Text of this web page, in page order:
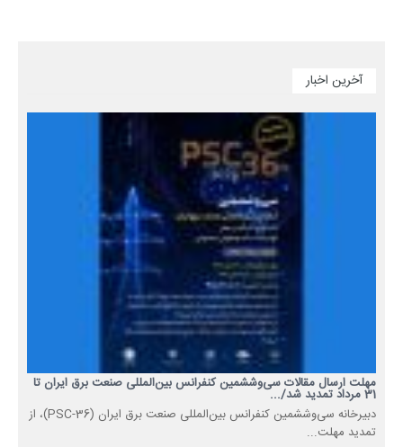
آخرین اخبار
مهلت ارسال مقالات سی‌وششمین کنفرانس بین‌المللی صنعت برق ایران تا
31 مرداد تمدید شد/...
دبیرخانه سی‌وششمین کنفرانس بین‌المللی صنعت برق ایران (PSC-36)، از
تمدید مهلت...